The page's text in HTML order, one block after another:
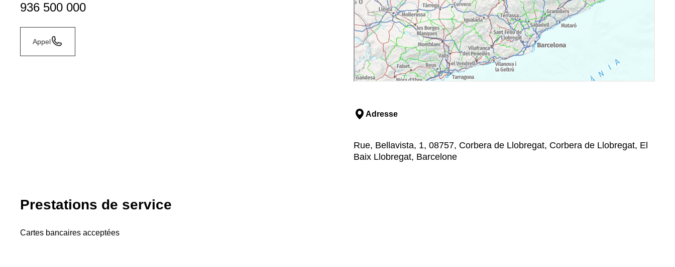
936 500 000
Appel
Adresse
Rue, Bellavista, 1, 08757, Corbera de Llobregat, Corbera de Llobregat, El
Baix Llobregat, Barcelone
Prestations de service
Cartes bancaires acceptées